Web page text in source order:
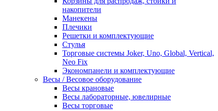
накопители
Манекены
Плечики
Решетки и комплектующие
Стулья
Торговые системы Joker, Uno, Global, Vertical,
Neo Fix
Экономпанели и комплектующие
Весы / Весовое оборудование
Весы крановые
Весы лабораторные, ювелирные
Весы торговые